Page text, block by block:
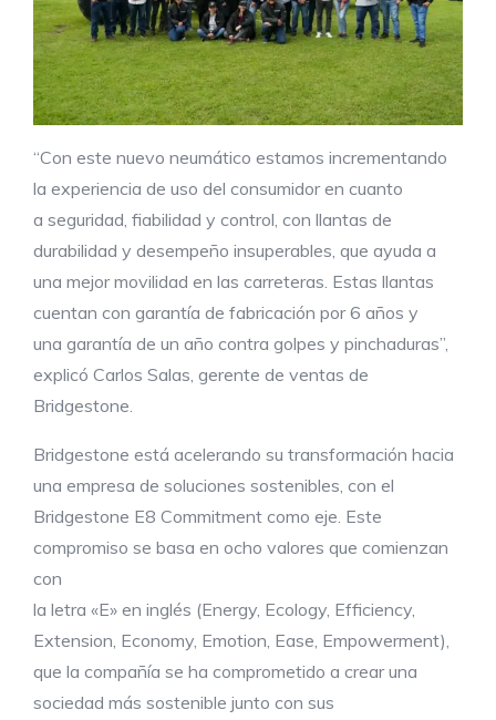
“Con este nuevo neumático estamos incrementando
la experiencia de uso del consumidor en cuanto
a seguridad, fiabilidad y control, con llantas de
durabilidad y desempeño insuperables, que ayuda a
una mejor movilidad en las carreteras. Estas llantas
cuentan con garantía de fabricación por 6 años y
una garantía de un año contra golpes y pinchaduras”,
explicó Carlos Salas, gerente de ventas de
Bridgestone.
Bridgestone está acelerando su transformación hacia
una empresa de soluciones sostenibles, con el
Bridgestone E8 Commitment como eje. Este
compromiso se basa en ocho valores que comienzan
con
la letra «E» en inglés (Energy, Ecology, Efficiency,
Extension, Economy, Emotion, Ease, Empowerment),
que la compañía se ha comprometido a crear una
sociedad más sostenible junto con sus